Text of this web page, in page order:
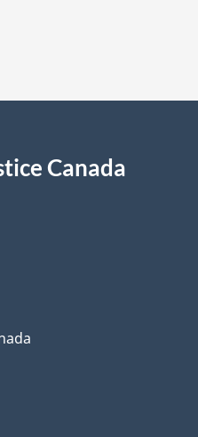
Canada